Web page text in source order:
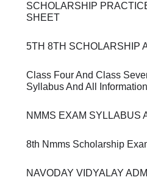
SCHOLARSHIP
SHEET
5TH 8TH SCHOLARSHIP
Class Four And Class
Syllabus And All Information
NMMS EXAM SYLLABUS
8th Nmms Scholarship
NAVODAY VIDYALAY